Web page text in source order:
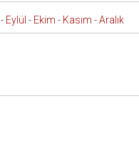
- Eylül - Ekim - Kasım -Aralık